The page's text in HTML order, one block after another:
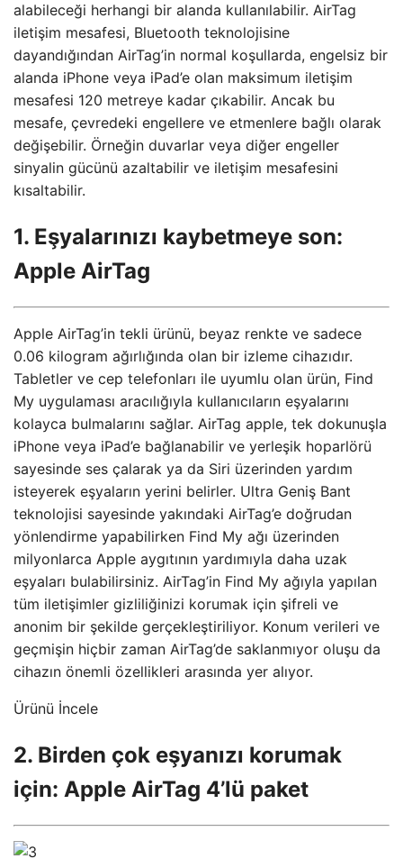
alabileceği herhangi bir alanda kullanılabilir. AirTag
iletişim mesafesi, Bluetooth teknolojisine
dayandığından AirTag’in normal koşullarda, engelsiz bir
alanda iPhone veya iPad’e olan maksimum iletişim
mesafesi 120 metreye kadar çıkabilir. Ancak bu
mesafe, çevredeki engellere ve etmenlere bağlı olarak
değişebilir. Örneğin duvarlar veya diğer engeller
sinyalin gücünü azaltabilir ve iletişim mesafesini
kısaltabilir.
1. Eşyalarınızı kaybetmeye son:
Apple AirTag
Apple AirTag’in tekli ürünü, beyaz renkte ve sadece
0.06 kilogram ağırlığında olan bir izleme cihazıdır.
Tabletler ve cep telefonları ile uyumlu olan ürün, Find
My uygulaması aracılığıyla kullanıcıların eşyalarını
kolayca bulmalarını sağlar. AirTag apple, tek dokunuşla
iPhone veya iPad’e bağlanabilir ve yerleşik hoparlörü
sayesinde ses çalarak ya da Siri üzerinden yardım
isteyerek eşyaların yerini belirler. Ultra Geniş Bant
teknolojisi sayesinde yakındaki AirTag’e doğrudan
yönlendirme yapabilirken Find My ağı üzerinden
milyonlarca Apple aygıtının yardımıyla daha uzak
eşyaları bulabilirsiniz. AirTag’in Find My ağıyla yapılan
tüm iletişimler gizliliğinizi korumak için şifreli ve
anonim bir şekilde gerçekleştiriliyor. Konum verileri ve
geçmişin hiçbir zaman AirTag’de saklanmıyor oluşu da
cihazın önemli özellikleri arasında yer alıyor.
Ürünü İncele
2. Birden çok eşyanızı korumak
için: Apple AirTag 4’lü paket